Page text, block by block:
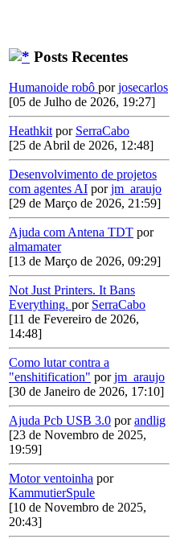
Posts Recentes
Humanoide robô porjosecarlos
[05 de Julho de 2026, 19:27]
Heathkit por SerraCabo
[25 de Abril de 2026, 12:48]
Desenvolvimento de projetos
com agentes AI porjm_araujo
[29 de Março de 2026, 21:59]
Ajuda com Antena TDT por
almamater
[13 de Março de 2026, 09:29]
Not Just Printers. It Bans
Everything. por SerraCabo
[11 de Fevereiro de 2026,
14:48]
Como lutar contra a
"enshitification" porjm_araujo
[30 de Janeiro de 2026, 17:10]
Ajuda Pcb USB 3.0 porandlig
[23 de Novembro de 2025,
19:59]
Motor ventoinha por
KammutierSpule
[10 de Novembro de 2025,
20:43]